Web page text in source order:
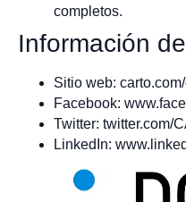
completos.
Información
Sitio web:
Facebook:
Twitter: twitter.com/
LinkedIn: